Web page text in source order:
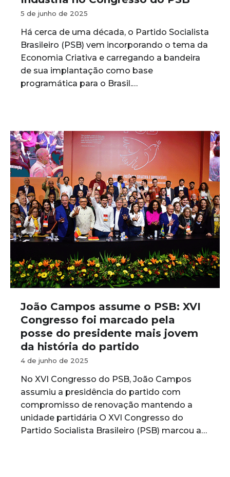
5 de junho de 2025
Há cerca de uma década, o Partido Socialista
Brasileiro (PSB) vem incorporando o tema da
Economia Criativa e carregando a bandeira
de sua implantação como base
programática para o Brasil.…
João Campos assume o PSB: XVI
Congresso foi marcado pela
posse do presidente mais jovem
da história do partido
4 de junho de 2025
No XVI Congresso do PSB, João Campos
assumiu a presidência do partido com
compromisso de renovação mantendo a
unidade partidária O XVI Congresso do
Partido Socialista Brasileiro (PSB) marcou a…